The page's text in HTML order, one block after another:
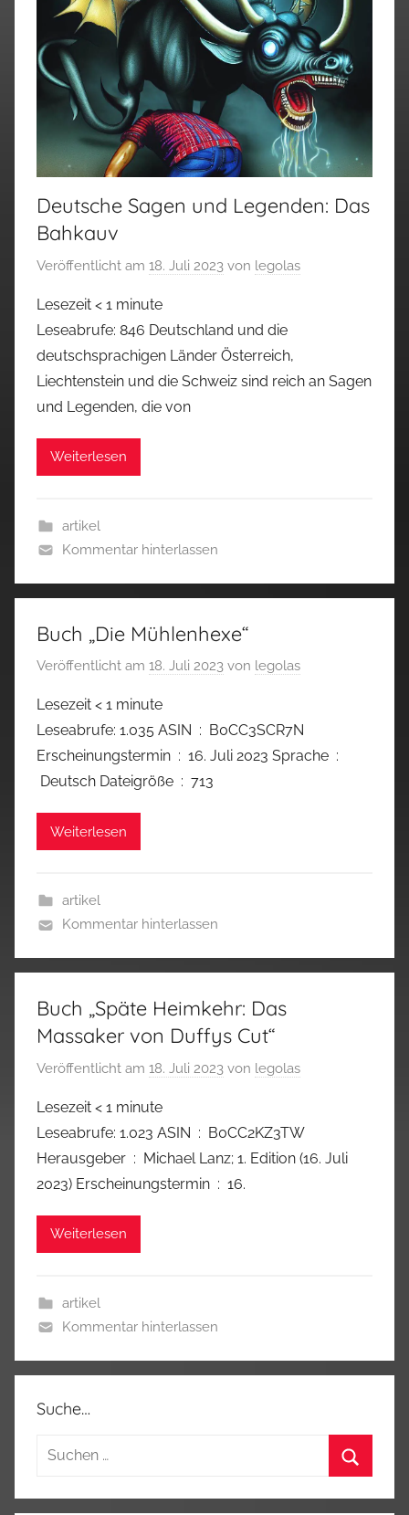
Deutsche Sagen und Legenden: Das
Bahkauv
Veröffentlicht am 18. Juli 2023 von legolas
Lesezeit < 1 minute
Leseabrufe: 846 Deutschland und die
deutschsprachigen Länder Österreich,
Liechtenstein und die Schweiz sind reich an Sagen
und Legenden, die von
Weiterlesen
artikel
Kommentar hinterlassen
Buch „Die Mühlenhexe“
Veröffentlicht am 18. Juli 2023 von legolas
Lesezeit < 1 minute
Leseabrufe: 1.035 ASIN ‏ : ‎ B0CC3SCR7N
Erscheinungstermin ‏ : ‎ 16. Juli 2023 Sprache ‏ :
‎ Deutsch Dateigröße ‏ : ‎ 713
Weiterlesen
artikel
Kommentar hinterlassen
Buch „Späte Heimkehr: Das
Massaker von Duffys Cut“
Veröffentlicht am 18. Juli 2023 von legolas
Lesezeit < 1 minute
Leseabrufe: 1.023 ASIN ‏ : ‎ B0CC2KZ3TW
Herausgeber ‏ : ‎ Michael Lanz; 1. Edition (16. Juli
2023) Erscheinungstermin ‏ : ‎ 16.
Weiterlesen
artikel
Kommentar hinterlassen
Suche…
Suchen